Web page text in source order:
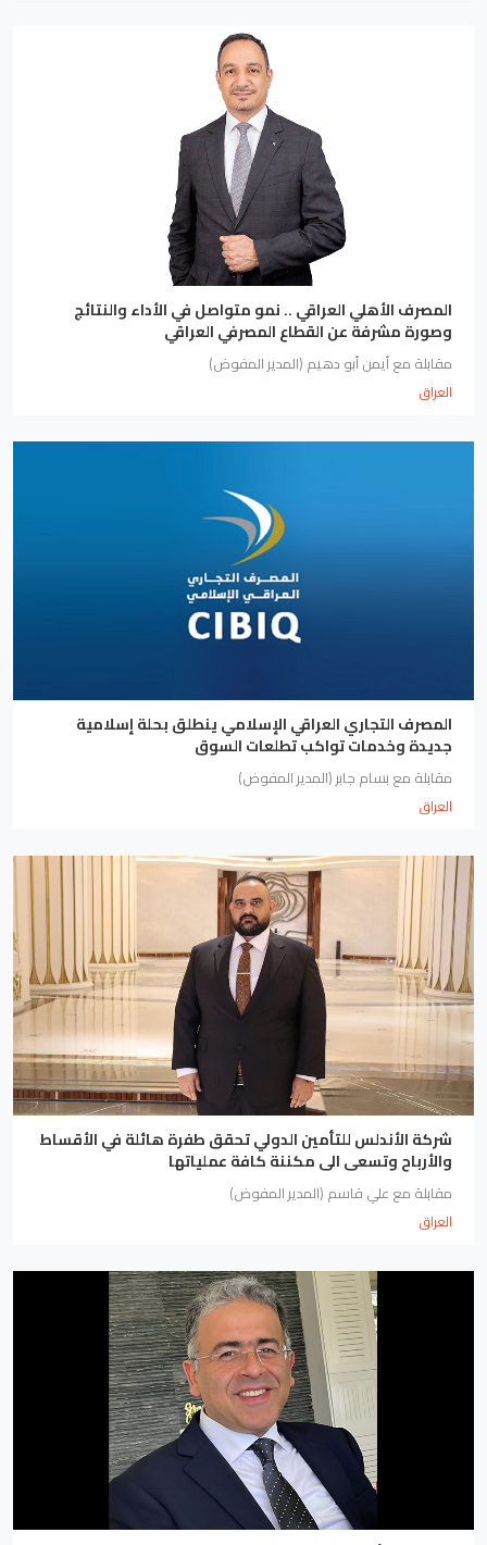
المصرف الأهلي العراقي .. نمو متواصل في الأداء والنتائج
وصورة مشرفة عن القطاع المصرفي العراقي
مقابلة مع أيمن أبو دهيم (المدير المفوض)
العراق
المصرف التجاري العراقي الإسلامي ينطلق بحلة إسلامية
جديدة وخدمات تواكب تطلعات السوق
مقابلة مع بسام جابر (المدير المفوض)
العراق
شركة الأندلس للتأمين الدولي تحقق طفرة هائلة في الأقساط
والأرباح وتسعى الى مكننة كافة عملياتها
مقابلة مع علي قاسم (المدير المفوض)
العراق